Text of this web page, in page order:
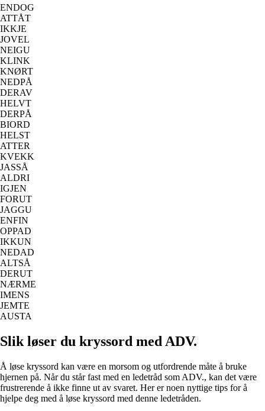
ENDOG
ATTÅT
IKKJE
JOVEL
NEIGU
KLINK
KNØRT
NEDPÅ
DERAV
HELVT
DERPÅ
BIORD
HELST
ATTER
KVEKK
JASSÅ
ALDRI
IGJEN
FORUT
JAGGU
ENFIN
OPPAD
IKKUN
NEDAD
ALTSÅ
DERUT
NÆRME
IMENS
JEMTE
AUSTA
Slik løser du kryssord med ADV.
Å løse kryssord kan være en morsom og utfordrende måte å bruke
hjernen på. Når du står fast med en ledetråd som ADV., kan det være
frustrerende å ikke finne ut av svaret. Her er noen nyttige tips for å
hjelpe deg med å løse kryssord med denne ledetråden.